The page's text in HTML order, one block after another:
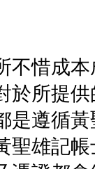
不惜成本
於所提
是遵循
聖雄記